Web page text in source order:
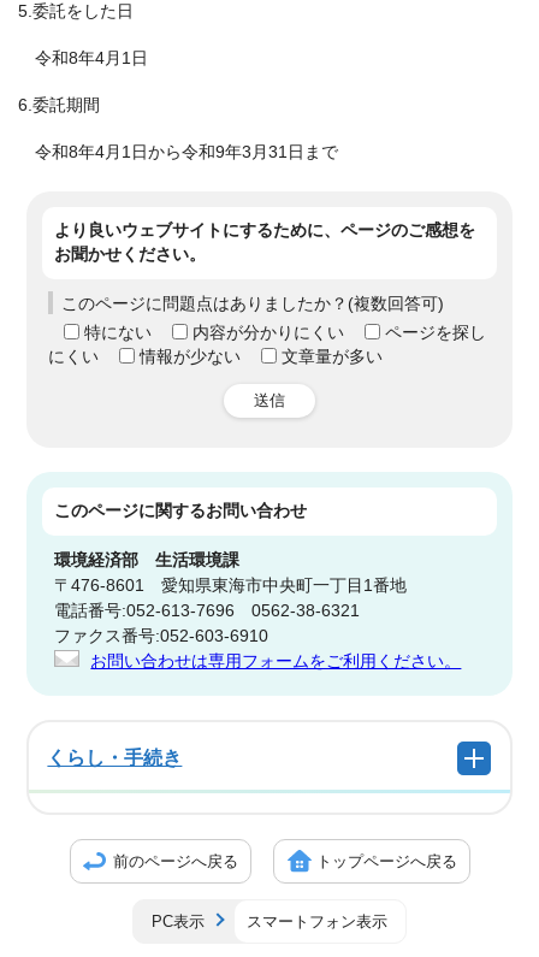
5.委託をした日
令和8年4月1日
6.委託期間
令和8年4月1日から令和9年3月31日まで
より良いウェブサイトにするために、ページのご感想を
お聞かせください。
このページに問題点はありましたか？(複数回答可)
特にない
内容が分かりにくい
ページを探し
にくい
情報が少ない 文章量が多い
送信
このページに関するお問い合わせ
環境経済部生活環境課
〒476-8601 愛知県東海市中央町一丁目1番地
電話番号:052-613-7696 0562-38-6321
ファクス番号:052-603-6910
お問い合わせは専用フォームをご利用ください。
くらし・手続き
前のページへ戻る トップページへ戻る
PC表示 スマートフォン表示